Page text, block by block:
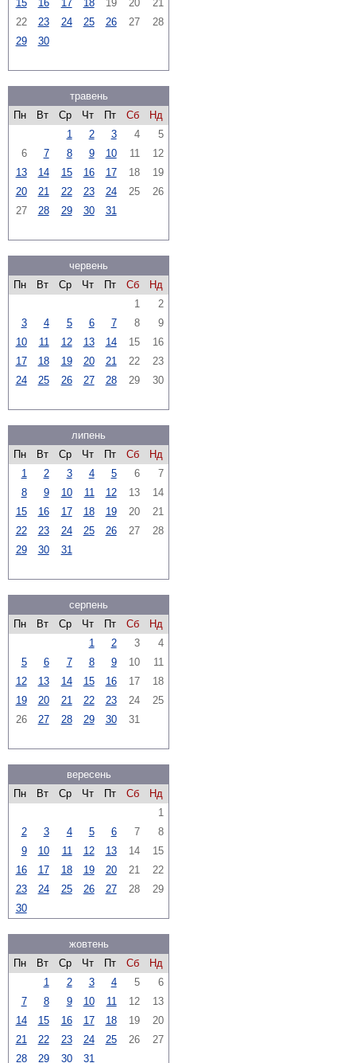
15
16 17 18 19 20
21
22
23 24 25 26 27
28
29
30
травень
Пн
Вт Ср Чт Пт Сб
Нд
1
2 3 4
5
6
7 8 9 10 11
12
13
14 15 16 17 18
19
20
21 22 23 24 25
26
27
28 29 30 31
червень
Пн
Вт Ср Чт Пт Сб
Нд
1
2
3
4 5 6 7 8
9
10
11 12 13 14 15
16
17
18 19 20 21 22
23
24
25 26 27 28 29 30
липень
Пн
Вт Ср Чт Пт Сб
Нд
1
2 3 4 5 6
7
8
9 10 11 12 13
14
15
16 17 18 19 20
21
22
23 24 25 26 27
28
29
30 31
серпень
Пн
Вт Ср Чт Пт Сб
Нд
1
2 3
4
5
6 7 8 9 10
11
12
13 14 15 16 17
18
19
20 21 22 23 24
25
26
27 28 29 30 31
вересень
Пн
Вт Ср Чт Пт Сб
Нд
1
2
3 4 5 6 7
8
9
10 11 12 13 14
15
16
17 18 19 20 21
22
23
24 25 26 27 28
29
30
жовтень
Пн
Вт Ср Чт Пт Сб
Нд
1
2 3 4 5
6
7
8 9 10 11 12
13
14
15 16 17 18 19
20
21
22 23 24 25 26
27
28
29 30 31